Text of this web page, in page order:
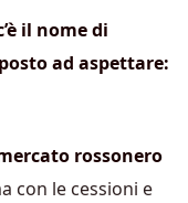
il nome di
ad aspettare:
rossonero
con le cessioni e